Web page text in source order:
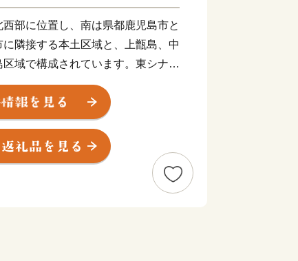
部に位置し、南は県都鹿児島市と
隣接する本土区域と、上甑島、中
域で構成されています。東シナ海
岸線、市街部を悠々と流れる一級
めとするみどり豊かな山々や湖、
温泉など、多種多様な自然環境を
らの多彩で美しい自然環境は、川
県立自然公園、甑島県立自然公園